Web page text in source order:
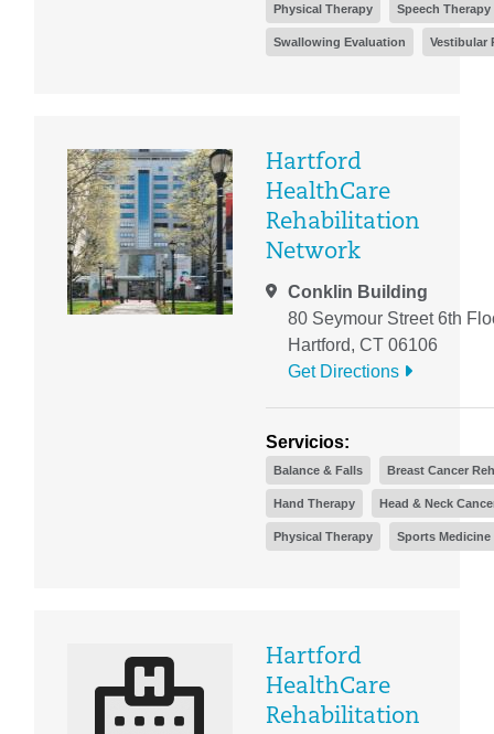
Physical Therapy Speech
Swallowing Evaluation Vestibular
Hartford
HealthCare
Rehabilitation
Network
Conklin Building
80 Seymour Street 6th
Hartford, CT 06106
Get Directions
Servicios:
Balance & Falls Breast Cancer
Hand Therapy Head & Neck
Physical Therapy Sports Medicine
Hartford
HealthCare
Rehabilitation